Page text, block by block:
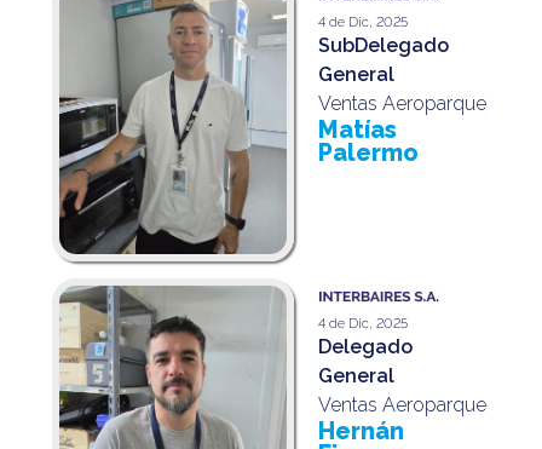
4 de Dic, 2025
SubDelegado
General
Ventas Aeroparque
Matías
Palermo
4 de Dic, 2025
Delegado
General
Ventas Aeroparque
Hernán